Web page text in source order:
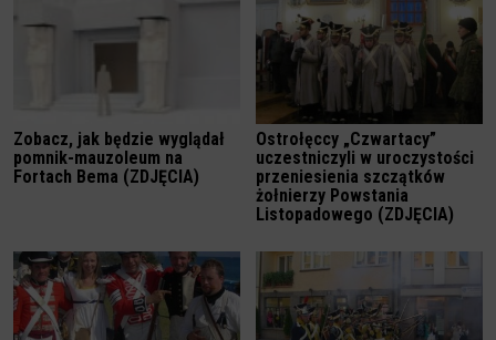
Zobacz, jak będzie wyglądał
pomnik-mauzoleum na
Fortach Bema (ZDJĘCIA)
Ostrołęccy „Czwartacy”
uczestniczyli w uroczystości
przeniesienia szczątków
żołnierzy Powstania
Listopadowego (ZDJĘCIA)